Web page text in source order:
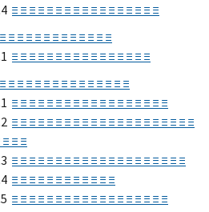
≡ ≡ ≡ ≡ ≡ ≡ ≡ ≡ ≡ ≡ ≡ ≡ ≡ ≡ ≡ ≡ ≡
≡ ≡ ≡ ≡ ≡ ≡ ≡ ≡ ≡ ≡ ≡ ≡
≡ ≡ ≡ ≡ ≡ ≡ ≡ ≡ ≡ ≡ ≡ ≡ ≡ ≡ ≡ ≡
≡ ≡ ≡ ≡ ≡ ≡ ≡ ≡ ≡ ≡ ≡ ≡ ≡ ≡
≡ ≡ ≡ ≡ ≡ ≡ ≡ ≡ ≡ ≡ ≡ ≡ ≡ ≡ ≡ ≡ ≡ ≡
≡ ≡ ≡ ≡ ≡ ≡ ≡ ≡ ≡ ≡ ≡ ≡ ≡ ≡ ≡ ≡ ≡ ≡ ≡ ≡ ≡
≡ ≡
≡ ≡ ≡ ≡ ≡ ≡ ≡ ≡ ≡ ≡ ≡ ≡ ≡ ≡ ≡ ≡ ≡ ≡ ≡ ≡
≡ ≡ ≡ ≡ ≡ ≡ ≡ ≡ ≡ ≡ ≡ ≡
≡ ≡ ≡ ≡ ≡ ≡ ≡ ≡ ≡ ≡ ≡ ≡ ≡ ≡ ≡ ≡ ≡ ≡